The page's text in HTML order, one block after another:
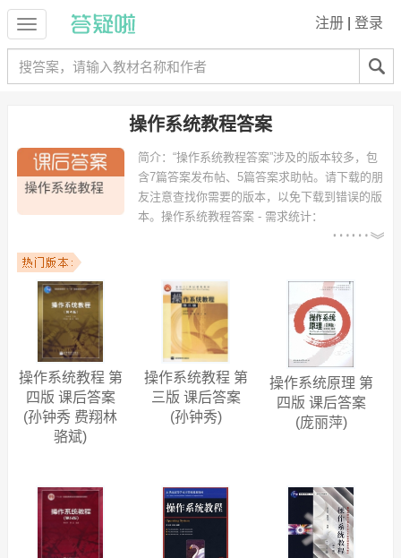
注册 登录
操作系统教程答案
简介： “操作系统教程答案”涉及的版本较多，包
含7篇答案发布帖、5篇答案求助帖。请下载的朋
友注意查找你需要的版本，以免下载到错误的版
本。 操作系统教程答案 - 需求统计：
：计算机科学与技术、软件工程、
信息管理与信息系统、网络工程、软件开发、电子信息工程、通信工
程、计算机科学与技术（信息安全）、计算机应用技术、信息安全 等专
业。
以下学校的同学下载过
操作系统教程答案
：华中科技大学、南京大学、
中南民族大学、华南农业大学、湖北大学、郑州大学、湖北汽车工业学
院、桂林电子科技大学、南京邮电大学、湖北第二师范学院 等。
操作系统教程 第
四版 课后答案
(孙钟秀 费翔林
骆斌)
操作系统教程 第
三版 课后答案
(孙钟秀)
操作系统原理 第
四版 课后答案
(庞丽萍)